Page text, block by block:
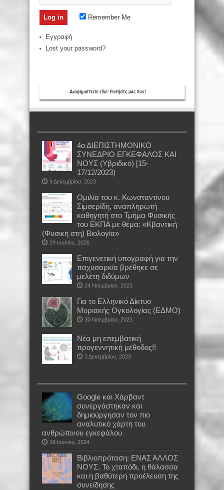
Remember Me
Εγγραφή
Lost your password?
4ο ΔΙΕΠΙΣΤΗΜΟΝΙΚΟ
ΣΥΝΕΔΡΙΟ ΕΓΚΕΦΑΛΟΣ ΚΑΙ
ΝΟΥΣ (Υβριδικό) [15-
17/12/2023)
9 Δεκεμβρίου, 2023
Oμιλία του κ. Κωνσταντίνου
Σιμσερίδη, αναπληρωτή
καθηγητή στο Τμήμα Φυσικής
του ΕΚΠΑ με θέμα: «Κβαντική
(Φυσική στη) Βιολογία»
29 Ιουλίου, 2026
Επιγενετική υπογραφή για την
παχυσαρκία βρέθηκε σε
μελέτη διδύμων
24 Νοεμβρίου, 2023
Για το Ελληνικό Δίκτυο
Μοριακής Ογκολογίας (ΕΔΜΟ)
30 Νοεμβρίου, 2023
Νέα μη επεμβατική
προγεννητική μέθοδος!!
3 Δεκεμβρίου, 2023
Google και Χάρβαντ
συνεργάστηκαν και
δημιούργησαν τον πιο
αναλυτικό χάρτη του
ανθρώπινου εγκεφάλου
18 Ιουνίου, 2024
Βιβλιοπρόταση: ΕΝΑΣ ΑΛΛΟΣ
ΝΟΥΣ, Το χταπόδι, η θάλασσα
και η βαθύτερη προέλευση της
συνείδησης